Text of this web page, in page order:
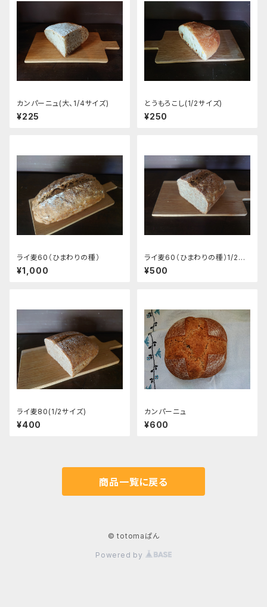
カンパーニュ(大、1/4サイズ)
¥225
とうもろこし(1/2サイズ)
¥250
ライ麦60（ひまわりの種）
¥1,000
ライ麦60（ひまわりの種）1/2サ
イズ
¥500
ライ麦80(1/2サイズ)
¥400
カンパーニュ
¥600
商品一覧に戻る
© totomaぱん
Powered by